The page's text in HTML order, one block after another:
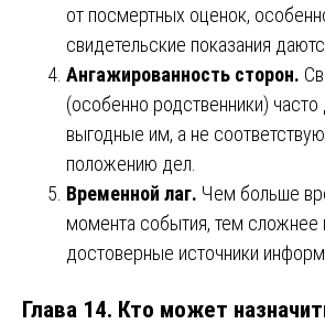
от посмертных оценок,
свидетельские показания
Ангажированность сторон.
(особенно родственники) часто
выгодные им, а не
положению дел.
Временной лаг. Чем больше
момента события, тем сложнее
достоверные источники
Глава 14. Кто может